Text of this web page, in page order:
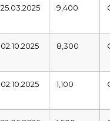
25.03.2025 9,400
02.10.2025 8,300
02.10.2025 1,100